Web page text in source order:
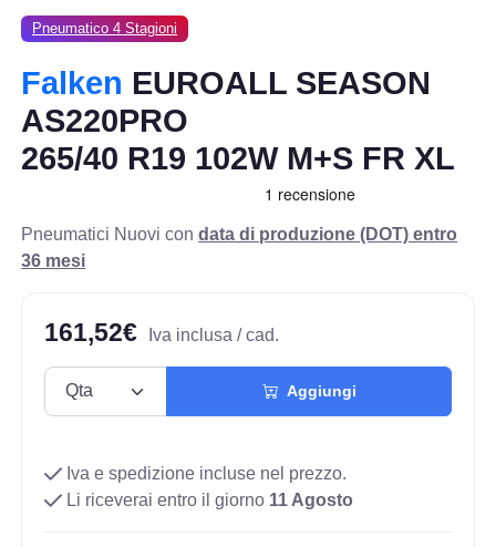
Pneumatico 4 Stagioni
Falken EUROALL SEASON
AS220PRO
265/40 R19 102W M+S FR XL
Pneumatici Nuovi condata di produzione (DOT) entro
36 mesi
161,52€ Iva inclusa / cad.
Aggiungi
Iva e spedizione incluse nel prezzo.
Li riceverai entro il giorno 11 Agosto